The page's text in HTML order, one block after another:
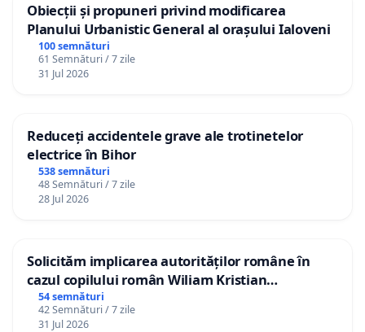
Obiecții și propuneri privind modificarea
Planului Urbanistic General al orașului Ialoveni
100 semnături
61 Semnături / 7 zile
31 Jul 2026
Reduceți accidentele grave ale trotinetelor
electrice în Bihor
538 semnături
48 Semnături / 7 zile
28 Jul 2026
Solicităm implicarea autorităților române în
cazul copilului român Wiliam Kristian
Gheorghe, aflat în plasament în Danemarca de
12 ani
54 semnături
42 Semnături / 7 zile
31 Jul 2026